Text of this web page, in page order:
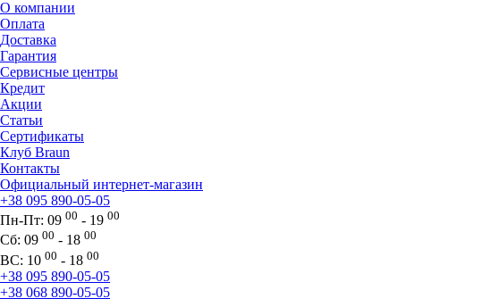
О компании
Оплата
Доставка
Гарантия
Сервисные центры
Кредит
Акции
Статьи
Сертификаты
Клуб Braun
Контакты
Официальный интернет-магазин
+38 095 890-05-05
Пн-Пт: 09 00 - 19 00
Сб: 09 00 - 18 00
ВС: 10 00 - 18 00
+38 095 890-05-05
+38 068 890-05-05